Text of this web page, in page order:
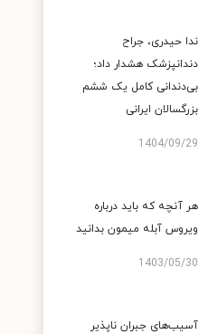
ندا حیدری، جراح
دندانپزشک هشدار داد؛
بی‌دندانی کامل یک ششم
بزرگسالان ایرانی
1404/09/29
هر آنچه که باید درباره
ویروس آبله میمون بدانید
1403/05/30
آسیب‌های جبران ناپذیر